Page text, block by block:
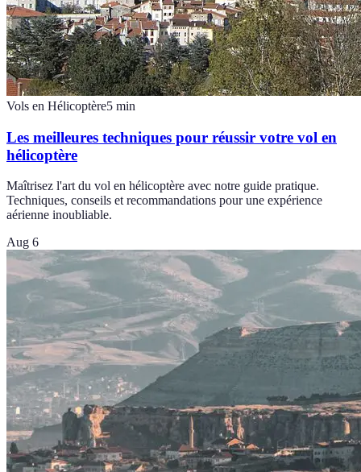
Vols en Hélicoptère5 min
Les meilleures techniques pour réussir votre vol en
hélicoptère
Maîtrisez l'art du vol en hélicoptère avec notre guide pratique.
Techniques, conseils et recommandations pour une expérience
aérienne inoubliable.
Aug 6